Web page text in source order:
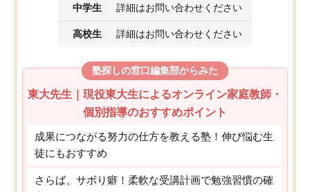
中学生 詳細はお問い合わせください
高校生 詳細はお問い合わせください
塾探しの窓口編集部からみた
東大先生｜現役東大生によるオンライン家庭教師・
個別指導のおすすめポイント
成果につながる努力の仕方を教える塾！伸び悩む生
徒にもおすすめ
さらば、サボり癖！柔軟な受講計画で勉強習慣の確